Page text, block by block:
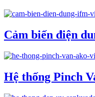
Cảm biến điện
Hệ thống Pinch